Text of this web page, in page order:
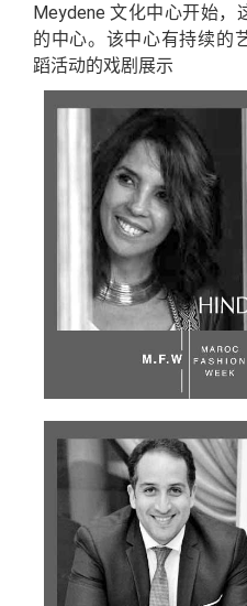
Meydene 文化中心开始，
的中心。该中心有持续的
蹈活动的戏剧展示